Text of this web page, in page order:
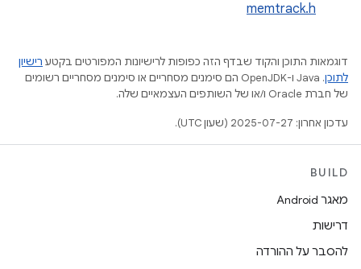
memtrack.h
דוגמאות התוכן והקוד שבדף הזה כפופות לרישיונות המפורטים בקטע רישיון
לתוכן
.‏ Java ו-OpenJDK הם סימנים מסחריים או סימנים מסחריים רשומים
של חברת Oracle ו/או של השותפים העצמאיים שלה.
עדכון אחרון: 2025-07-27 (שעון UTC).
BUILD
מאגר Android
דרישות
להסבר על ההורדה